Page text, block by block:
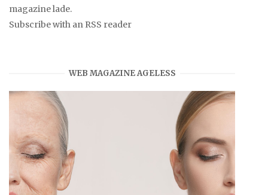
magazine lade.
Subscribe with an RSS reader
WEB MAGAZINE AGELESS